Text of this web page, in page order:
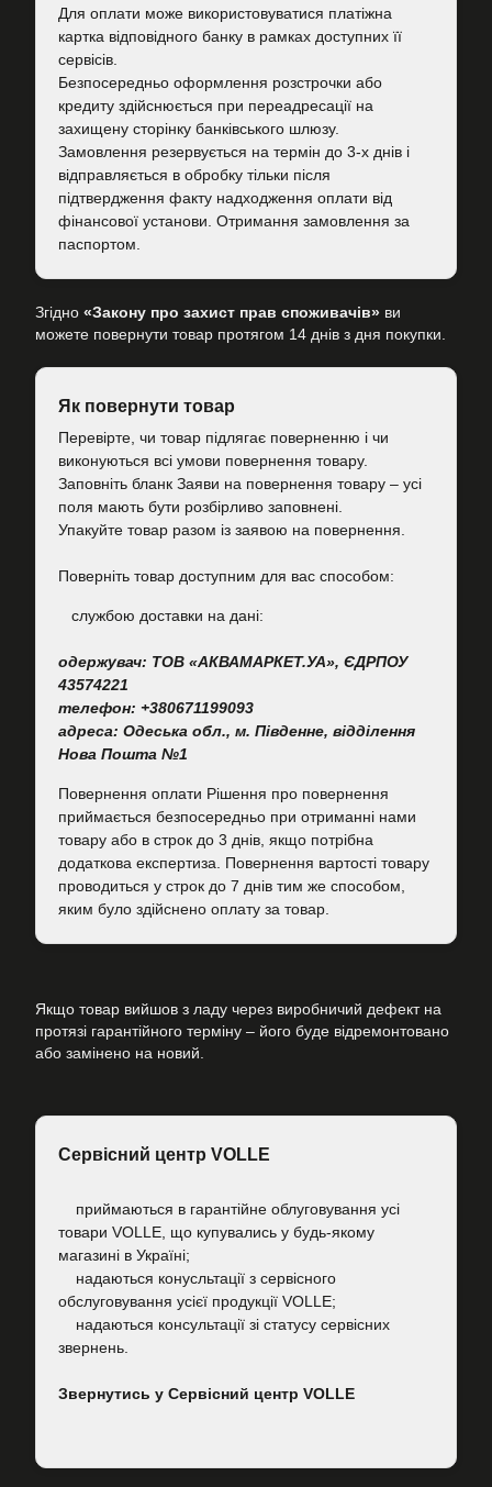
Для оплати може використовуватися платіжна
картка відповідного банку в рамках доступних її
сервісів.
Безпосередньо оформлення розстрочки або
кредиту здійснюється при переадресації на
захищену сторінку банківського шлюзу.
Замовлення резервується на термін до 3-х днів і
відправляється в обробку тільки після
підтвердження факту надходження оплати від
фінансової установи. Отримання замовлення за
паспортом.
Згідно «Закону про захист прав споживачів» ви
можете повернути товар протягом 14 днів з дня покупки.
Як повернути товар
Перевірте, чи товар підлягає поверненню і чи
виконуються всі умови повернення товару.
Заповніть бланк Заяви на повернення товару – усі
поля мають бути розбірливо заповнені.
Упакуйте товар разом із заявою на повернення.
Поверніть товар доступним для вас способом:
cлужбою доставки на дані:
одержувач: ТОВ «АКВАМАРКЕТ.УА», ЄДРПОУ
43574221
телефон: +380671199093
адреса: Одеська обл., м. Південне, відділення
Нова Пошта №1
Повернення оплати Рішення про повернення
приймається безпосередньо при отриманні нами
товару або в строк до 3 днів, якщо потрібна
додаткова експертиза. Повернення вартості товару
проводиться у строк до 7 днів тим же способом,
яким було здійснено оплату за товар.
Якщо товар вийшов з ладу через виробничий дефект на
протязі гарантійного терміну – його буде відремонтовано
або замінено на новий.
Сервісний центр VOLLE
приймаються в гарантійне облуговування усі
товари VOLLE, що купувались у будь-якому
магазині в Україні;
надаються конусльтації з сервісного
обслуговування усієї продукції VOLLE;
надаються консультації зі статусу сервісних
звернень.
Звернутись у Сервісний центр VOLLE